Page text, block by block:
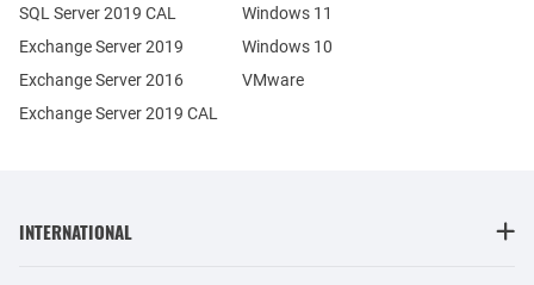
Exchange Server 2019
Exchange Server 2016
SQL Server 2019 CAL
Exchange Server 2019 CAL
Windows 11
Windows 10
VMware
INTERNATIONAL